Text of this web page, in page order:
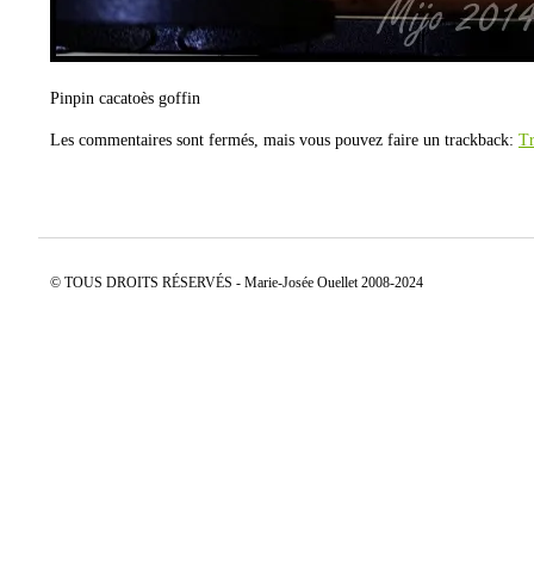
Pinpin cacatoès goffin
Les commentaires sont fermés, mais vous pouvez faire un trackback:
© TOUS DROITS RÉSERVÉS - Marie-Josée Ouellet 2008-2024